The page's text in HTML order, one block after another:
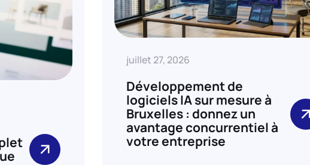
juillet 27, 2026
Développement de
logiciels IA sur mesure à
Bruxelles : donnez un
avantage concurrentiel à
votre entreprise